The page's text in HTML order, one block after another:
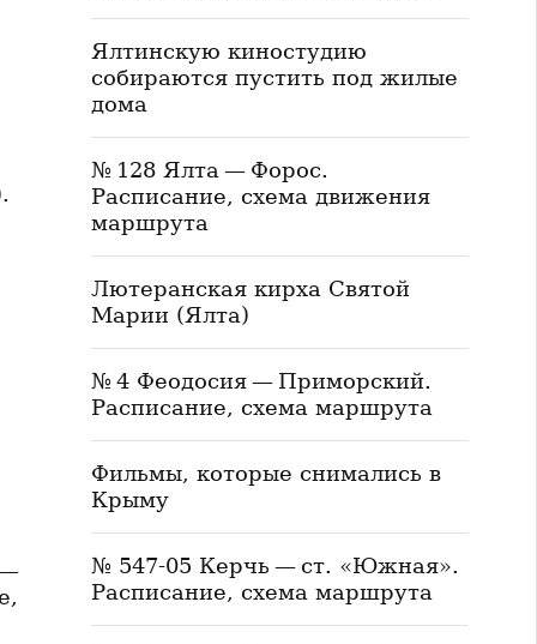
—
Ялтинскую киностудию
собираются пустить под жилые
дома
№ 128 Ялта — Форос.
Расписание, схема движения
маршрута
Лютеранская кирха Святой
Марии (Ялта)
№ 4 Феодосия — Приморский.
Расписание, схема маршрута
Фильмы, которые снимались в
Крыму
№ 547-05 Керчь — ст. «Южная».
Расписание, схема маршрута